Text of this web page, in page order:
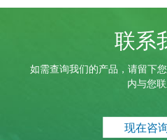
联系
如需查询我们的产品，请留下
内与您联
现在咨